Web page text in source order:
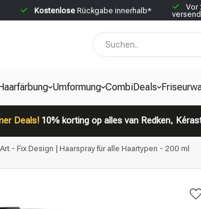
Kostenlose Rückgabe innerhalb* Vor
Umformung CombiDeals
Deals!10% korting op alles van Redken,
- Fix Design | Haarspray für alle Haartypen - 200 ml